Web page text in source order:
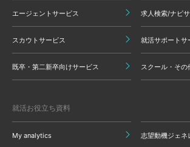
エージェントサービス 求人検索/ナビ
スカウトサービス 就活サポートサ
既卒・第二新卒向けサービス スクール・その
就活お役立ち資料
My analytics 志望動機ジェネ